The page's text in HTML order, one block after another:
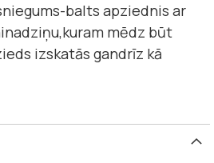
balts apziednis ar
mēdz būt
izskatās gandrīz kā